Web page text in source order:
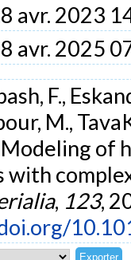
avr. 2023
avr. 2025
F.,
M.,
of
with
, 123,